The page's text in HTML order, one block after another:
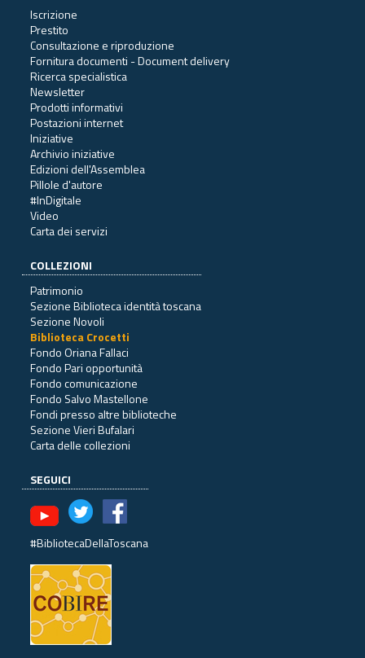
Iscrizione
Prestito
Consultazione e riproduzione
Fornitura documenti - Document delivery
Ricerca specialistica
Newsletter
Prodotti informativi
Postazioni internet
Iniziative
Archivio iniziative
Edizioni dell'Assemblea
Pillole d'autore
#InDigitale
Video
Carta dei servizi
COLLEZIONI
Patrimonio
Sezione Biblioteca identità toscana
Sezione Novoli
Biblioteca Crocetti
Fondo Oriana Fallaci
Fondo Pari opportunità
Fondo comunicazione
Fondo Salvo Mastellone
Fondi presso altre biblioteche
Sezione Vieri Bufalari
Carta delle collezioni
SEGUICI
#BibliotecaDellaToscana